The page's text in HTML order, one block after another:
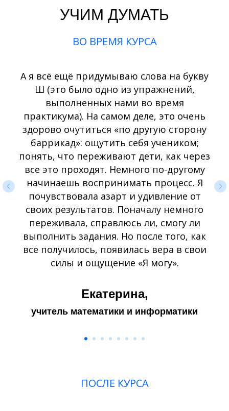
УЧИМ ДУМАТЬ
ВО ВРЕМЯ КУРСА
А я всё ещё придумываю слова на букву
Ш (это было одно из упражнений,
выполненных нами во время
практикума). На самом деле, это очень
здорово очутиться «по другую сторону
баррикад»: ощутить себя учеником;
понять, что переживают дети, как через
все это проходят. Немного по-другому
начинаешь воспринимать процесс. Я
почувствовала азарт и удивление от
своих результатов. Поначалу немного
переживала, справлюсь ли, смогу ли
выполнить задания. Но после того, как
все получилось, появилась вера в свои
силы и ощущение «Я могу».
Екатерина,
учитель математики и информатики
ПОСЛЕ КУРСА